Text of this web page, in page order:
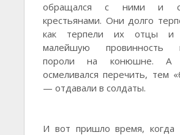
обращался с ними и с
крестьянами. Они долго
как терпели их отцы
малейшую провинность
пороли на конюшне. А
осмеливался перечить, тем
— отдавали в солдаты.
И вот пришло время, когда